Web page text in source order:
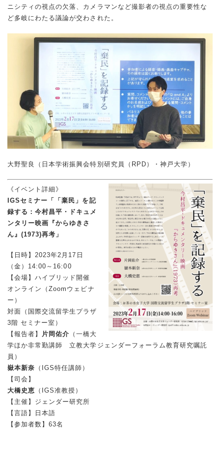
ニシティの視点の欠落、カメラマンなど撮影者の視点の重要性な
ど多岐にわたる議論が交わされた。
大野聖良（日本学術振興会特別研究員（RPD）・神戸大学）
《イベント詳細》
IGSセミナー「「棄民」を記
録する：今村昌平・ドキュメ
ンタリー映画『からゆきさ
ん』(1973)再考」
【日時】2023年2月17日
（金）14:00～16:00
【会場】ハイブリッド開催
オンライン（Zoomウェビナ
ー）
対面（国際交流留学生プラザ
3階 セミナー室）
【報告者】 片岡佑介 （一橋大
学ほか非常勤講師 立教大学ジェンダーフォーラム教育研究嘱託
員）
嶽本新奈 （IGS特任講師）
【司会】
大橋史恵 （IGS准教授）
【主催】ジェンダー研究所
【言語】日本語
【参加者数】63名